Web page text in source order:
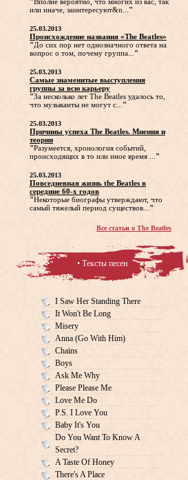
или иначе, заинтересуют&n... "
25.03.2013
Происхождение названия «The Beatles»
"До сих пор нет однозначного ответа на
вопрос о том, почему группа... "
25.03.2013
Самые знаменитые выступления
группы за всю карьеру
"За несколько лет The Beatles удалось то,
что музыканты не могут с... "
25.03.2013
Причины успеха The Beatles. Мнения и
теории
"Разумеется, хронология событий,
происходящих в то или иное время ... "
25.03.2013
Повседневная жизнь the Beatles в
середине 60-х годов
"Некоторые биографы утверждают, что
самый тяжелый период существов... "
Все статьи о The Beatles
• Тексты песен
I Saw Her Standing There
It Won't Be Long
Misery
Anna (Go With Him)
Chains
Boys
Ask Me Why
Please Please Me
Love Me Do
P.S. I Love You
Baby It's You
Do You Want To Know A
Secret?
A Taste Of Honey
There's A Place